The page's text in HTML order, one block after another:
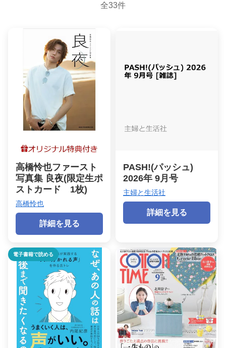
全33件
高橋怜也ファースト
写真集 良夜(限定生ポ
ストカード 1枚)
高橋怜也
詳細を見る
PASH!(パッシュ)
2026年 9月号
主婦と生活社
詳細を見る
電子書籍で読める